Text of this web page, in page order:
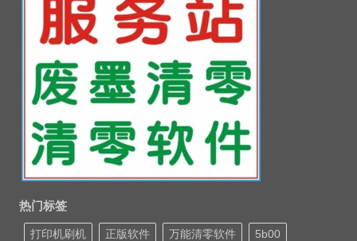
热门标签
打印机刷机 正版软件 万能清零软件 5b00